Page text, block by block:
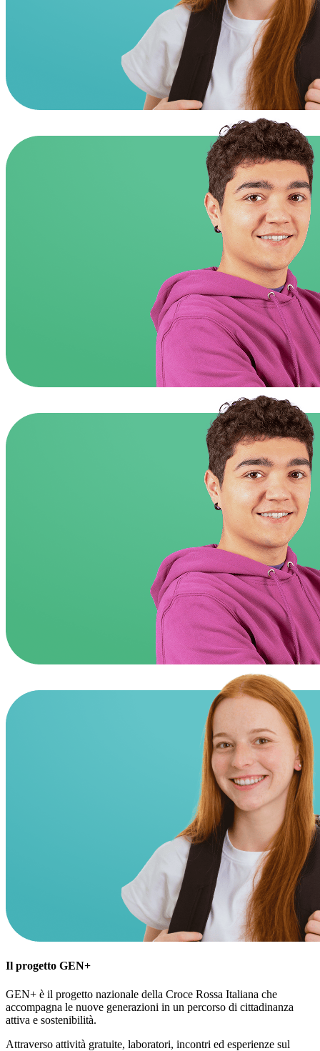
Il progetto GEN+
GEN+ è il progetto nazionale della Croce Rossa Italiana che
accompagna le nuove generazioni in un percorso di cittadinanza
attiva e sostenibilità.
Attraverso attività gratuite, laboratori, incontri ed esperienze sul